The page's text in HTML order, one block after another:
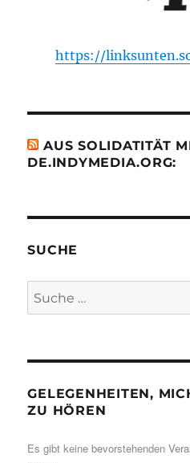
https://
AUS SOLIDATITÄT
DE.INDYMEDIA.ORG:
SUCHE
Suche
nach:
GELEGENHEITEN,
ZU HÖREN
Es gibt keine bevorstehenden